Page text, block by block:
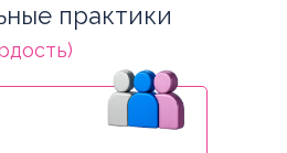
практики